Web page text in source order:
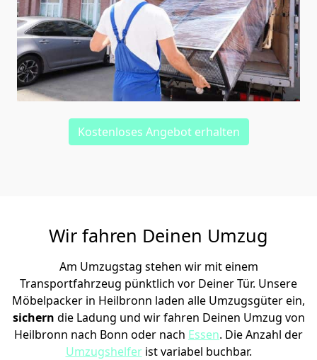
Kostenloses Angebot erhalten
Wir fahren Deinen Umzug
Am Umzugstag stehen wir mit einem
Transportfahrzeug pünktlich vor Deiner Tür. Unsere
Möbelpacker in Heilbronn laden alle Umzugsgüter ein,
sichern die Ladung und wir fahren Deinen Umzug von
Heilbronn nach Bonn oder nach Essen. Die Anzahl der
Umzugshelferist variabel buchbar.